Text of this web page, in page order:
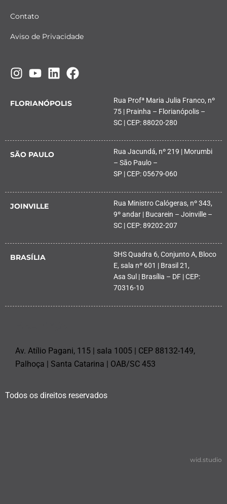
Contato
Aviso de Privacidade
FLORIANÓPOLIS
Rua Profª Maria Julia Franco, nº
75 | Prainha – Florianópolis –
SC | CEP: 88020-280
SÃO PAULO
Rua Jacundá, nº 219 | Morumbi
– São Paulo –
SP | CEP: 05679-060
JOINVILLE
Rua Ministro Calógeras, nº 343,
9º andar | Bucarein – Joinville –
SC | CEP: 89202-207
BRASÍLIA
SHS Quadra 6, Conjunto A, Bloco
E, sala nº 601 | Brasil 21,
Asa Sul | Brasília – DF | CEP:
70316-10
Av. Atílio Pagani, 115 | sala 1005 | CEP 88132-149,
Palhoça | Santa Catarina | OAB/SC 453
Todos os direitos reservados
wid.studio